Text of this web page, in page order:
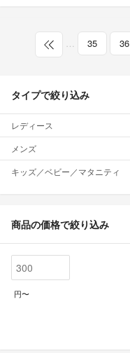
… 35 36
タイプで絞り込み
レディース
メンズ
キッズ／ベビー／マタニティ
商品の価格で絞り込み
円〜